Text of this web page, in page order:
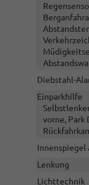
Diebstahl-
Einparkhilfe
vorne, Park
Innenspiegel
Lenkung
Lichttechnik